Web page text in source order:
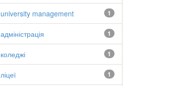
1
university management
1
адміністрація
1
коледжі
1
ліцеї